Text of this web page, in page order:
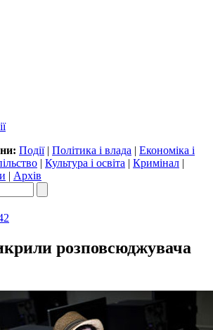
Події| Політика і влада | Економіка і
| Культура і освіта | Кримінал |
| Архів
розповсюджувача